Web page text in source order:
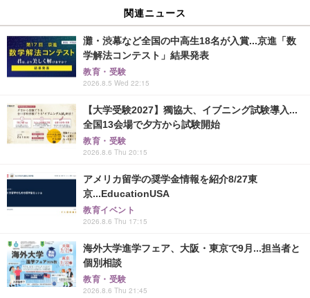
関連ニュース
灘・渋幕など全国の中高生18名が入賞...京進「数
学解法コンテスト」結果発表
教育・受験
2026.8.5 Wed 22:15
【大学受験2027】獨協大、イブニング試験導入...
全国13会場で夕方から試験開始
教育・受験
2026.8.6 Thu 20:15
アメリカ留学の奨学金情報を紹介8/27東
京...EducationUSA
教育イベント
2026.8.6 Thu 17:15
海外大学進学フェア、大阪・東京で9月...担当者と
個別相談
教育・受験
2026.8.6 Thu 21:45